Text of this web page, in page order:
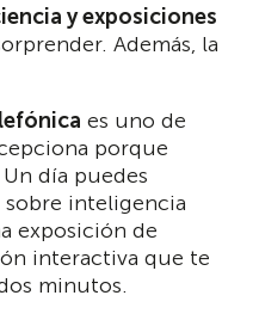
y exposiciones
Además, la
es uno de
porque
día puedes
inteligencia
exposición de
interactiva que te
minutos.